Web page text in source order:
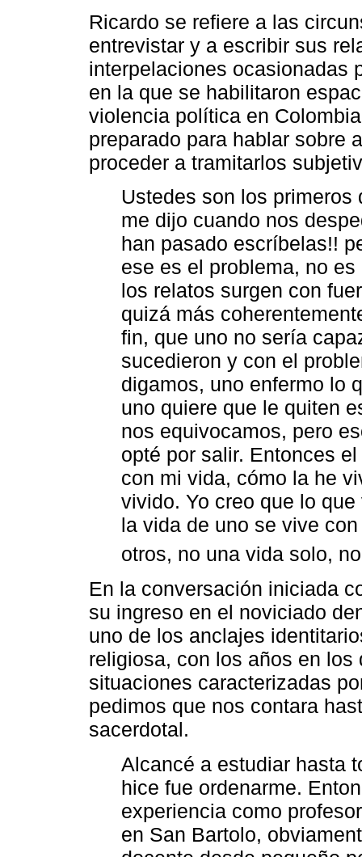
Ricardo se refiere a las
entrevistar y a escribir sus
interpelaciones ocasionadas
en la que se habilitaron
violencia política en
preparado para hablar sobre
proceder a tramitarlos
Ustedes son los
me dijo cuando nos
han pasado escríbelas!!
ese es el problema, no
los relatos surgen con
quizá más
fin, que uno no sería
sucedieron y con el
digamos, uno enfermo lo
uno quiere que le quiten
nos equivocamos, pero
opté por salir. Entonces
con mi vida, cómo la he
vivido. Yo creo que lo
la vida de uno se vive
otros, no una vida solo,
En la conversación iniciada
su ingreso en el noviciado
uno de los anclajes
religiosa, con los años en
situaciones caracterizadas
pedimos que nos contara
sacerdotal.
Alcancé a estudiar hasta
hice fue ordenarme.
experiencia como
en San Bartolo,